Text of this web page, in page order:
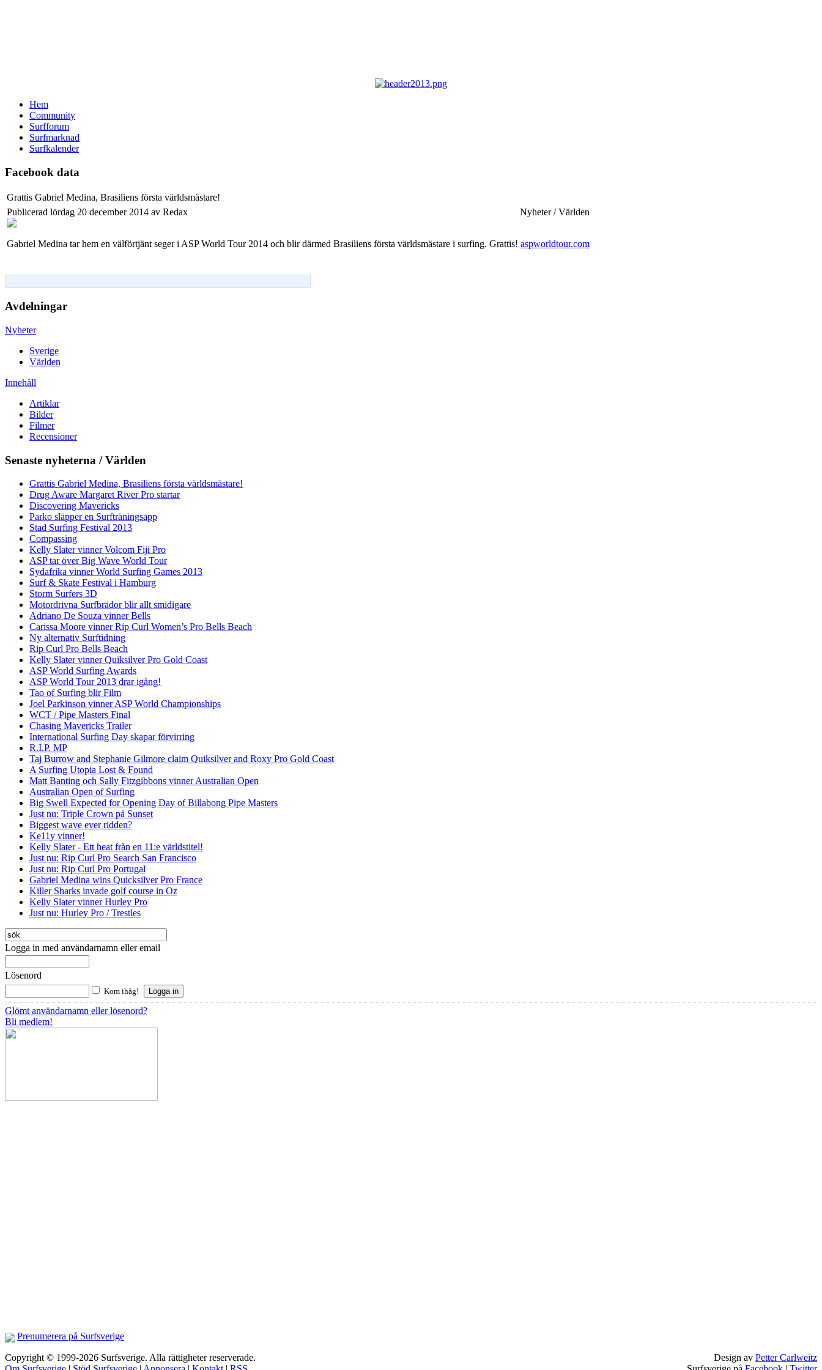
Hem
Community
Surfforum
Surfmarknad
Surfkalender
Facebook data
Grattis Gabriel Medina, Brasiliens första världsmästare!
Publicerad lördag 20 december 2014 av Redax
Nyheter / Världen
Gabriel Medina tar hem en välförtjänt seger i ASP World Tour 2014 och blir därmed Brasiliens första världsmästare i surfing. Grattis! aspworldtour.com
Avdelningar
Nyheter
Sverige
Världen
Innehåll
Artiklar
Bilder
Filmer
Recensioner
Senaste nyheterna / Världen
Grattis Gabriel Medina, Brasiliens första världsmästare!
Drug Aware Margaret River Pro startar
Discovering Mavericks
Parko släpper en Surfträningsapp
Stad Surfing Festival 2013
Compassing
Kelly Slater vinner Volcom Fiji Pro
ASP tar över Big Wave World Tour
Sydafrika vinner World Surfing Games 2013
Surf & Skate Festival i Hamburg
Storm Surfers 3D
Motordrivna Surfbrädor blir allt smidigare
Adriano De Souza vinner Bells
Carissa Moore vinner Rip Curl Women’s Pro Bells Beach
Ny alternativ Surftidning
Rip Curl Pro Bells Beach
Kelly Slater vinner Quiksilver Pro Gold Coast
ASP World Surfing Awards
ASP World Tour 2013 drar igång!
Tao of Surfing blir Film
Joel Parkinson vinner ASP World Championships
WCT / Pipe Masters Final
Chasing Mavericks Trailer
International Surfing Day skapar förvirring
R.I.P. MP
Taj Burrow and Stephanie Gilmore claim Quiksilver and Roxy Pro Gold Coast
A Surfing Utopia Lost & Found
Matt Banting och Sally Fitzgibbons vinner Australian Open
Australian Open of Surfing
Big Swell Expected for Opening Day of Billabong Pipe Masters
Just nu: Triple Crown på Sunset
Biggest wave ever ridden?
Ke11y vinner!
Kelly Slater - Ett heat från en 11:e världstitel!
Just nu: Rip Curl Pro Search San Francisco
Just nu: Rip Curl Pro Portugal
Gabriel Medina wins Quicksilver Pro France
Killer Sharks invade golf course in Oz
Kelly Slater vinner Hurley Pro
Just nu: Hurley Pro / Trestles
Logga in med användarnamn eller email
Lösenord
Kom ihåg!
Glömt användarnamn eller lösenord?
Bli medlem!
Prenumerera på Surfsverige
Copyright © 1999-2026 Surfsverige. Alla rättigheter reserverade. Design av Petter Carlweitz